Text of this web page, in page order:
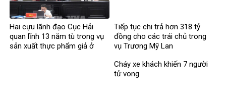
Hai cựu lãnh đạo Cục Hải
quan lĩnh 13 năm tù trong vụ
sản xuất thực phẩm giả ở
Tiếp tục chi trả hơn 318 tỷ
đồng cho các trái chủ trong
vụ Trương Mỹ Lan
Cháy xe khách khiến 7 người
tử vong​